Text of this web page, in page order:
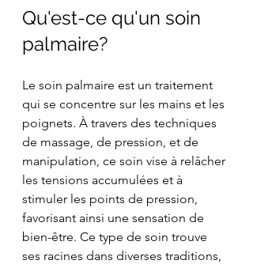
Qu'est-ce qu'un soin
palmaire?
Le soin palmaire est un traitement
qui se concentre sur les mains et les
poignets. À travers des techniques
de massage, de pression, et de
manipulation, ce soin vise à relâcher
les tensions accumulées et à
stimuler les points de pression,
favorisant ainsi une sensation de
bien-être. Ce type de soin trouve
ses racines dans diverses traditions,